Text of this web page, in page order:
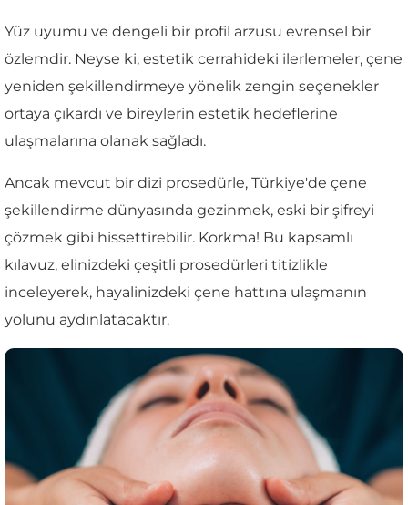
Yüz uyumu ve dengeli bir profil arzusu evrensel bir
özlemdir. Neyse ki, estetik cerrahideki ilerlemeler, çene
yeniden şekillendirmeye yönelik zengin seçenekler
ortaya çıkardı ve bireylerin estetik hedeflerine
ulaşmalarına olanak sağladı.
Ancak mevcut bir dizi prosedürle, Türkiye'de çene
şekillendirme dünyasında gezinmek, eski bir şifreyi
çözmek gibi hissettirebilir. Korkma! Bu kapsamlı
kılavuz, elinizdeki çeşitli prosedürleri titizlikle
inceleyerek, hayalinizdeki çene hattına ulaşmanın
yolunu aydınlatacaktır.